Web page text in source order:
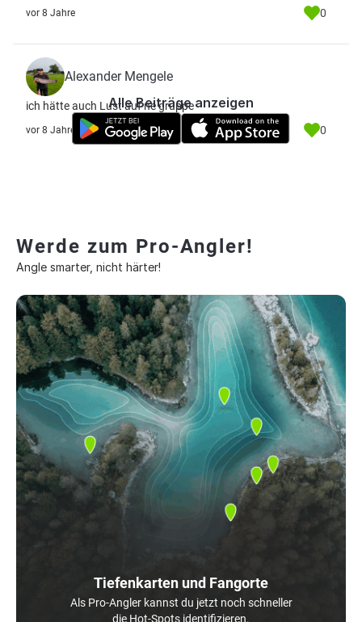
vor 8 Jahre 0
Alexander Mengele
ich hätte auch Lust auf ne gruppe
vor 8 Jahre 0
Alle Beiträge anzeigen
Werde zum Pro-Angler!
Angle smarter, nicht härter!
Tiefenkarten und Fangorte
Als Pro-Angler kannst du jetzt noch schneller
die Hot-Spots identifizieren.